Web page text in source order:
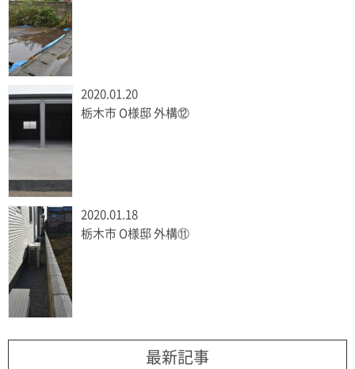
2020.01.20
栃木市 O様邸 外構⑫
2020.01.18
栃木市 O様邸 外構⑪
最新記事